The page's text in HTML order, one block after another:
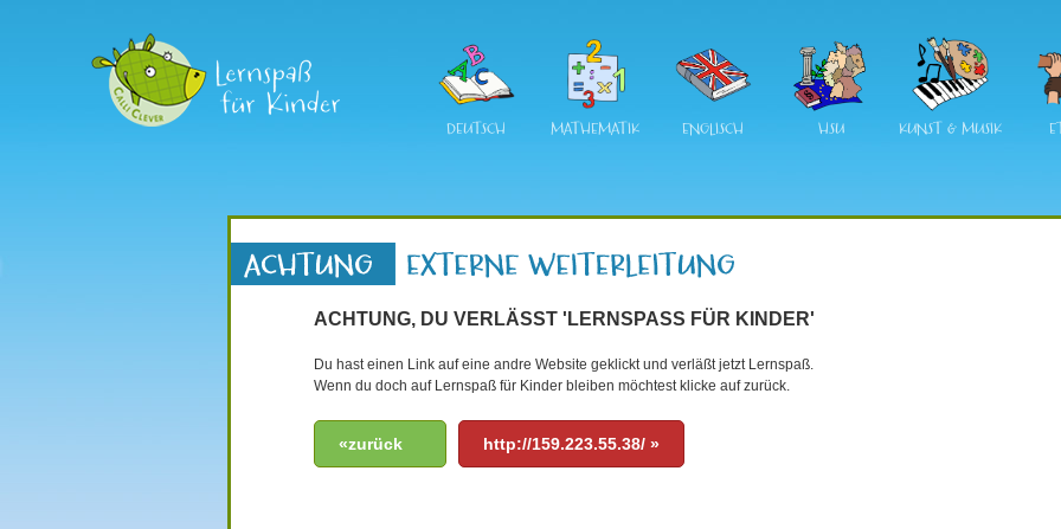
DEUTSCH MATHEMATIK ENGLISCH HSU KUNST & MUSIK
ACHTUNG, DU VERLÄSST 'LERNSPASS FÜR KINDER'
Du hast einen Link auf eine andre Website geklickt und verläßt jetzt Lernspaß.
Wenn du doch auf Lernspaß für Kinder bleiben möchtest klicke auf zurück.
«zurück http://159.223.55.38/ »